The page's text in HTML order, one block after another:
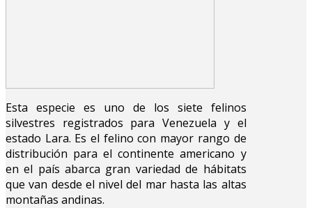
Esta especie es uno de los siete felinos
silvestres registrados para Venezuela y el
estado Lara. Es el felino con mayor rango de
distribución para el continente americano y
en el país abarca gran variedad de hábitats
que van desde el nivel del mar hasta las altas
montañas andinas.